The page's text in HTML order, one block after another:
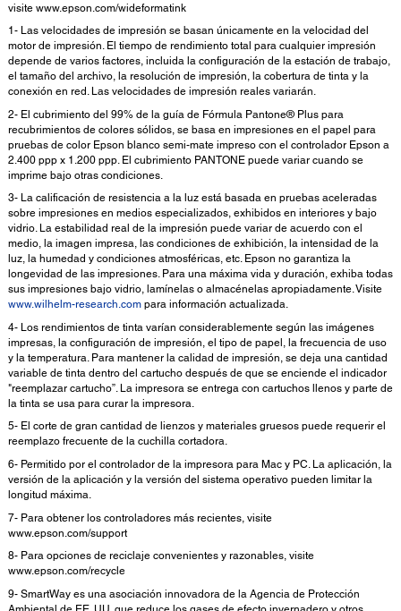
visite www.epson.com/wideformatink
1- Las velocidades de impresión se basan únicamente en la velocidad del
motor de impresión. El tiempo de rendimiento total para cualquier impresión
depende de varios factores, incluida la configuración de la estación de trabajo,
el tamaño del archivo, la resolución de impresión, la cobertura de tinta y la
conexión en red. Las velocidades de impresión reales variarán.
2- El cubrimiento del 99% de la guía de Fórmula Pantone® Plus para
recubrimientos de colores sólidos, se basa en impresiones en el papel para
pruebas de color Epson blanco semi-mate impreso con el controlador Epson a
2.400 ppp x 1.200 ppp. El cubrimiento PANTONE puede variar cuando se
imprime bajo otras condiciones.
3- La calificación de resistencia a la luz está basada en pruebas aceleradas
sobre impresiones en medios especializados, exhibidos en interiores y bajo
vidrio. La estabilidad real de la impresión puede variar de acuerdo con el
medio, la imagen impresa, las condiciones de exhibición, la intensidad de la
luz, la humedad y condiciones atmosféricas, etc. Epson no garantiza la
longevidad de las impresiones. Para una máxima vida y duración, exhiba todas
sus impresiones bajo vidrio, lamínelas o almacénelas apropiadamente. Visite
www.wilhelm-research.com para información actualizada.
4- Los rendimientos de tinta varían considerablemente según las imágenes
impresas, la configuración de impresión, el tipo de papel, la frecuencia de uso
y la temperatura. Para mantener la calidad de impresión, se deja una cantidad
variable de tinta dentro del cartucho después de que se enciende el indicador
"reemplazar cartucho”. La impresora se entrega con cartuchos llenos y parte de
la tinta se usa para curar la impresora.
5- El corte de gran cantidad de lienzos y materiales gruesos puede requerir el
reemplazo frecuente de la cuchilla cortadora.
6- Permitido por el controlador de la impresora para Mac y PC. La aplicación, la
versión de la aplicación y la versión del sistema operativo pueden limitar la
longitud máxima.
7- Para obtener los controladores más recientes, visite
www.epson.com/support
8- Para opciones de reciclaje convenientes y razonables, visite
www.epson.com/recycle
9- SmartWay es una asociación innovadora de la Agencia de Protección